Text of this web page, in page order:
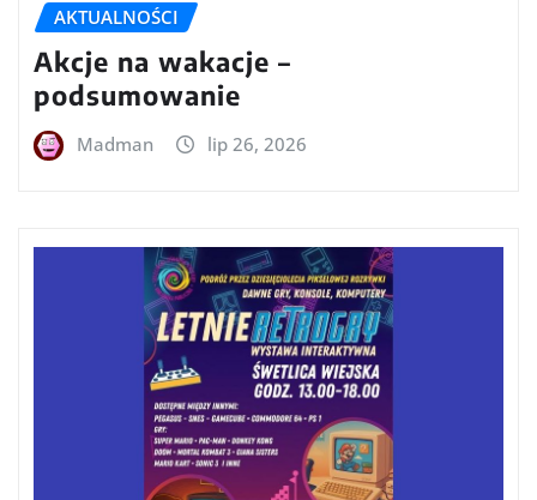
AKTUALNOŚCI
Akcje na wakacje –
podsumowanie
Madman lip 26, 2026